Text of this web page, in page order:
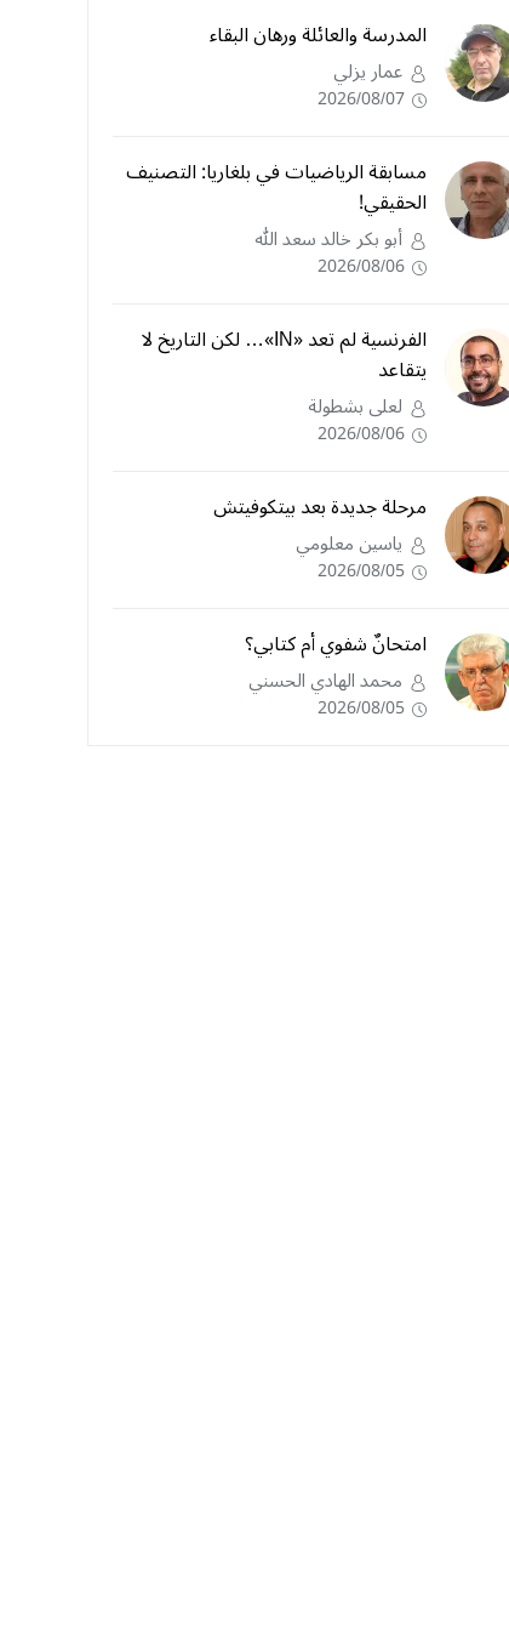
المدرسة والعائلة ورهان البقاء
عمار يزلي
2026/08/07
مسابقة الرياضيات في بلغاريا: التصنيف
الحقيقي!
أبو بكر خالد سعد الله
2026/08/06
الفرنسية لم تعد «IN»… لكن التاريخ لا
يتقاعد
لعلى بشطولة
2026/08/06
مرحلة جديدة بعد بيتكوفيتش
ياسين معلومي
2026/08/05
امتحانٌ شفوي أم كتابي؟
محمد الهادي الحسني
2026/08/05